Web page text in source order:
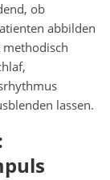
ob
abbilden
lassen.